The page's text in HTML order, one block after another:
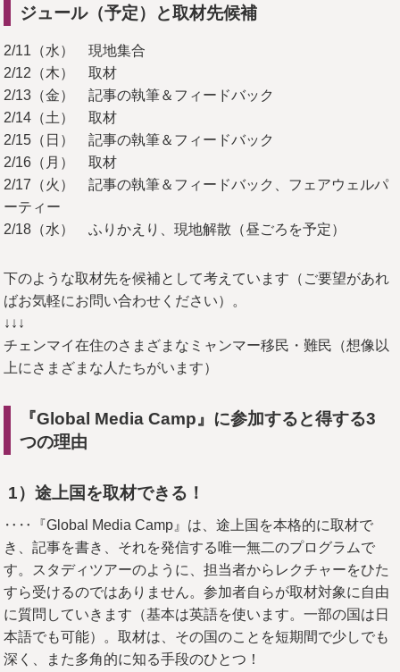
ジュール（予定）と取材先候補
2/11（水） 現地集合
2/12（木） 取材
2/13（金） 記事の執筆＆フィードバック
2/14（土） 取材
2/15（日） 記事の執筆＆フィードバック
2/16（月） 取材
2/17（火） 記事の執筆＆フィードバック、フェアウェルパ
ーティー
2/18（水） ふりかえり、現地解散（昼ごろを予定）
下のような取材先を候補として考えています（ご要望があれ
ばお気軽にお問い合わせください）。
↓↓↓
チェンマイ在住のさまざまなミャンマー移民・難民（想像以
上にさまざまな人たちがいます）
『Global Media Camp』に参加すると得する3
つの理由
1）途上国を取材できる！
‥‥『Global Media Camp』は、途上国を本格的に取材で
き、記事を書き、それを発信する唯一無二のプログラムで
す。スタディツアーのように、担当者からレクチャーをひた
すら受けるのではありません。参加者自らが取材対象に自由
に質問していきます（基本は英語を使います。一部の国は日
本語でも可能）。取材は、その国のことを短期間で少しでも
深く、また多角的に知る手段のひとつ！